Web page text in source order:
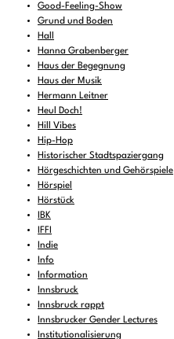
Good-Feeling-Show
Grund und Boden
Hall
Hanna Grabenberger
Haus der Begegnung
Haus der Musik
Hermann Leitner
Heul Doch!
Hill Vibes
Hip-Hop
Historischer Stadtspaziergang
Hörgeschichten und Gehörspiele
Hörspiel
Hörstück
IBK
IFFI
Indie
Info
Information
Innsbruck
Innsbruck rappt
Innsbrucker Gender Lectures
Institutionalisierung